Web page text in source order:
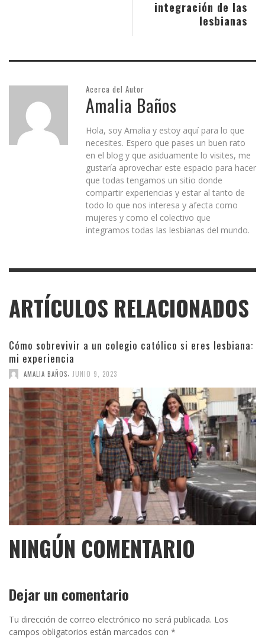
integración de las
lesbianas
Acerca del Autor
Amalia Baños
Hola, soy Amalia y estoy aquí para lo que
necesites. Espero que pases un buen rato
en el blog y que asiduamente lo visites, me
gustaría aprovechar este espacio para hacer
que todas tengamos un sitio donde
compartir experiencias y estar al tanto de
todo lo que nos interesa y afecta como
mujeres y como el colectivo que
integramos todas las lesbianas del mundo.
ARTÍCULOS RELACIONADOS
Cómo sobrevivir a un colegio católico si eres lesbiana:
mi experiencia
AMALIA BAÑOS JUNIO 9, 2023
NINGÚN COMENTARIO
Dejar un comentario
Tu dirección de correo electrónico no será publicada. Los
campos obligatorios están marcados con *